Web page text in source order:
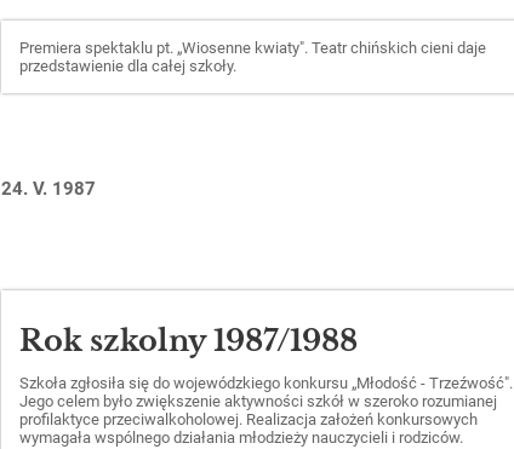
Premiera spektaklu pt. „Wiosenne kwiaty". Teatr chińskich cieni daje
przedstawienie dla całej szkoły.
24. V. 1987
Rok szkolny 1987/1988
Szkoła zgłosiła się do wojewódzkiego konkursu „Młodość - Trzeźwość".
Jego celem było zwiększenie aktywności szkół w szeroko rozumianej
profilaktyce przeciwalkoholowej. Realizacja założeń konkursowych
wymagała wspólnego działania młodzieży nauczycieli i rodziców.